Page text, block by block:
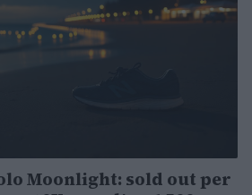
Moonlight: sold out per